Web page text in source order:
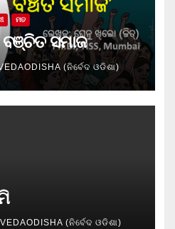
ମତ
ସମାଜ
(ନିର୍ବେଦ ଓଡିଶା)
(ନିର୍ବେଦ ଓଡିଶା)